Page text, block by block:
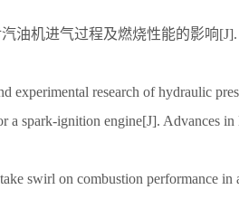
油机进气过程及燃烧性能的影响
experimental research of hydraulic
spark-ignition engine[J]. Advances in
swirl on combustion performance in